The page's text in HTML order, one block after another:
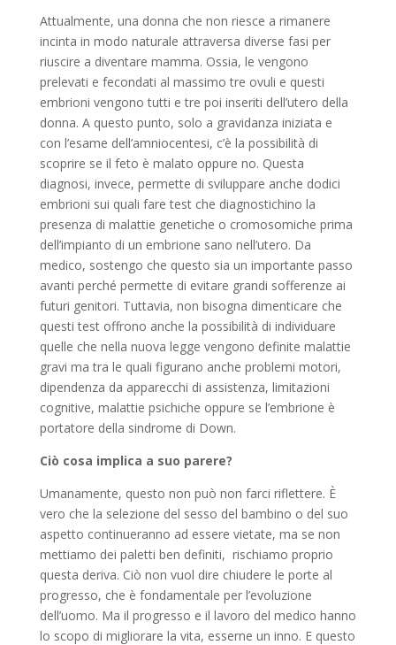
Attualmente, una donna che non riesce a rimanere
incinta in modo naturale attraversa diverse fasi per
riuscire a diventare mamma. Ossia, le vengono
prelevati e fecondati al massimo tre ovuli e questi
embrioni vengono tutti e tre poi inseriti dell’utero della
donna. A questo punto, solo a gravidanza iniziata e
con l’esame dell’amniocentesi, c’è la possibilità di
scoprire se il feto è malato oppure no. Questa
diagnosi, invece, permette di sviluppare anche dodici
embrioni sui quali fare test che diagnostichino la
presenza di malattie genetiche o cromosomiche prima
dell’impianto di un embrione sano nell’utero. Da
medico, sostengo che questo sia un importante passo
avanti perché permette di evitare grandi sofferenze ai
futuri genitori. Tuttavia, non bisogna dimenticare che
questi test offrono anche la possibilità di individuare
quelle che nella nuova legge vengono definite malattie
gravi ma tra le quali figurano anche problemi motori,
dipendenza da apparecchi di assistenza, limitazioni
cognitive, malattie psichiche oppure se l’embrione è
portatore della sindrome di Down.
Ciò cosa implica a suo parere?
Umanamente, questo non può non farci riflettere. È
vero che la selezione del sesso del bambino o del suo
aspetto continueranno ad essere vietate, ma se non
mettiamo dei paletti ben definiti, rischiamo proprio
questa deriva. Ciò non vuol dire chiudere le porte al
progresso, che è fondamentale per l’evoluzione
dell’uomo. Ma il progresso e il lavoro del medico hanno
lo scopo di migliorare la vita, esserne un inno. E questo